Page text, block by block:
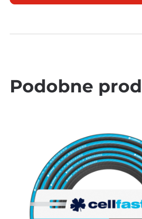
Podobne